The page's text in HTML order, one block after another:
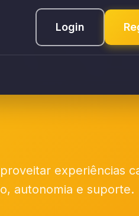
Login
experiências
autonomia e suporte.